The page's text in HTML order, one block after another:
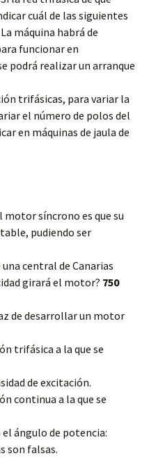
cuál de las siguientes
máquina habrá de
funcionar en
podrá realizar un arranque
trifásicas, para variar la
el número de polos del
en máquinas de jaula de
síncrono es que su
pudiendo ser
central de Canarias
girará el motor? 750
de desarrollar un motor
trifásica a la que se
de excitación.
continua a la que se
ángulo de potencia:
son falsas.